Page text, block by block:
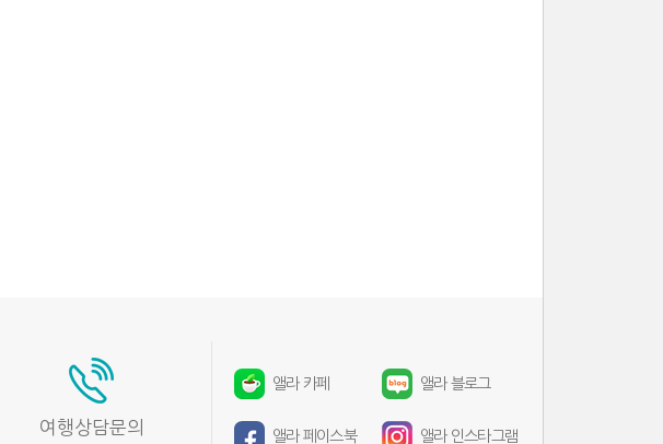
여행상담문의
앨라 카페
앨라 페이스북
앨라 블로그
앨라 인스타그램